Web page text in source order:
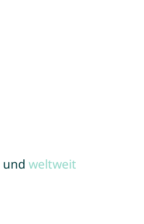
und weltweit